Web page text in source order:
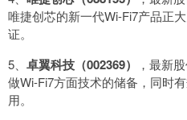
唯捷创芯的新一代Wi-Fi7产品正
证。
5、 卓翼科技（002369）
，最新
做Wi-Fi7方面技术的储备，同时
用。